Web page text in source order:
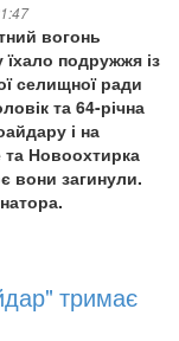
вогонь
подружжя із
селищної ради
та 64-річна
і на
та Новоохтирка
вони загинули.
тримає